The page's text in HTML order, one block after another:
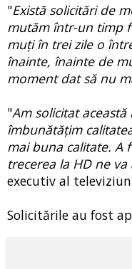
"Există solicitări de
mutăm într-un timp
muți în trei zile o
înainte, înainte de
moment dat să nu
"Am solicitat
îmbunătățim
mai buna calitate. A
trecerea la HD ne
executiv al
Solicitările au fost